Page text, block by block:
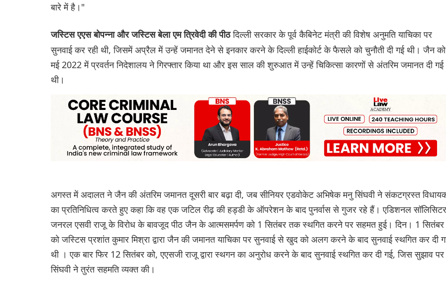
बारे में है।"
जस्टिस एएस बोपन्ना और जस्टिस बेला एम त्रिवेदी की पीठदिल्ली सरकार के पूर्व कैबिनेट मंत्री की विशेष अनुमति याचिका पर
सुनवाई कर रही थी, जिसमें अप्रैल में उन्हें जमानत देने से इनकार करने के दिल्ली हाईकोर्ट के फैसले को चुनौती दी गई थी। जैन को
मई 2022 में प्रवर्तन निदेशालय ने गिरफ्तार किया था और इस साल की शुरुआत में उन्हें चिकित्सा कारणों से अंतरिम जमानत दी गई
थी।
अगस्त में अदालत ने जैन की अंतरिम जमानत दूसरी बार बढ़ा दी, जब सीनियर एडवोकेट अभिषेक मनु सिंघवी ने संकटग्रस्त
का प्रतिनिधित्व करते हुए कहा कि वह एक जटिल रीढ़ की हड्डी के ऑपरेशन के बाद पुनर्वास से गुजर रहे हैं। एडिशनल
जनरल एसवी राजू के विरोध के बावजूद पीठ जैन के आत्मसमर्पण को 1 सितंबर तक स्थगित करने पर सहमत हुई। दिन। 1 सितंबर
को जस्टिस प्रशांत कुमार मिश्रा द्वारा जैन की जमानत याचिका पर सुनवाई से खुद को अलग करने के बाद सुनवाई स्थगित कर दी
थी । एक बार फिर 12 सितंबर को, एएसजी राजू द्वारा स्थगन का अनुरोध करने के बाद सुनवाई स्थगित कर दी गई, जिस सुझाव पर
सिंघवी ने तुरंत सहमति व्यक्त की।